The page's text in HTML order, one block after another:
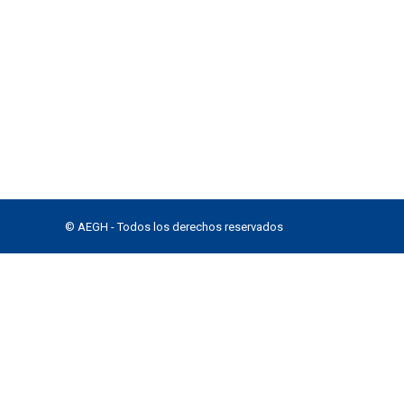
© AEGH - Todos los derechos reservados